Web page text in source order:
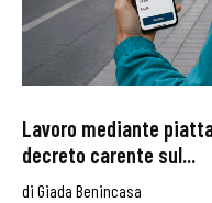
Lavoro mediante
decreto carente sul...
di Giada Benincasa